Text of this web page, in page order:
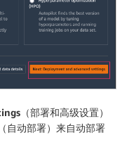
（部署和高级设置）
（自动部署）来自动部署